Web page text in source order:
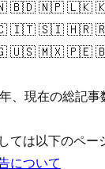
🇧🇩 🇳🇵 🇱🇰
🇮🇹 🇸🇮 🇭🇷
🇺🇸 🇲🇽 🇵🇪
、現在の総記
ては以下のペー
について